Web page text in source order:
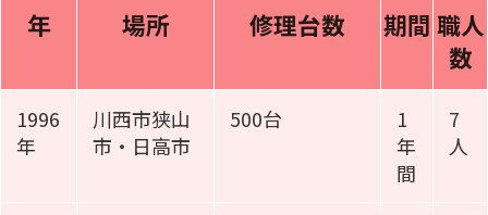
年 場所 修理台数 期間 職人
数
1996
年
川西市狭山
市・日高市
500台
1
年
間
7
人